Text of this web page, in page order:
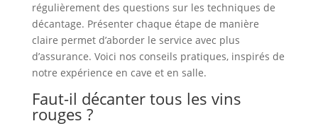
régulièrement des questions sur les techniques de
décantage. Présenter chaque étape de manière
claire permet d’aborder le service avec plus
d’assurance. Voici nos conseils pratiques, inspirés de
notre expérience en cave et en salle.
Faut-il décanter tous les vins
rouges ?